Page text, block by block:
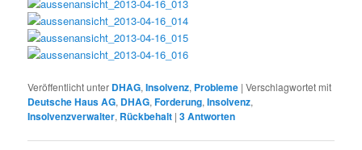
Veröffentlicht unter DHAG,Insolvenz, Probleme |Verschlagwortet mit
Deutsche Haus AG, DHAG,Forderung,Insolvenz,
Insolvenzverwalter, Rückbehalt |3Antworten